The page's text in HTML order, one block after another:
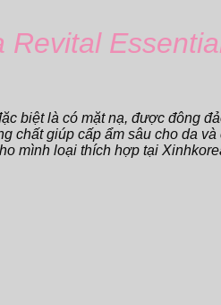
Revital
biệt là có mặt nạ, được đông
giúp cấp ẩm sâu cho da
mình loại thích hợp tại